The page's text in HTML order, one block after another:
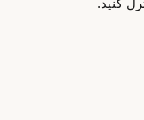
کنید.